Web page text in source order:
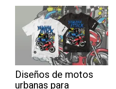
Diseños de motos
urbanas para